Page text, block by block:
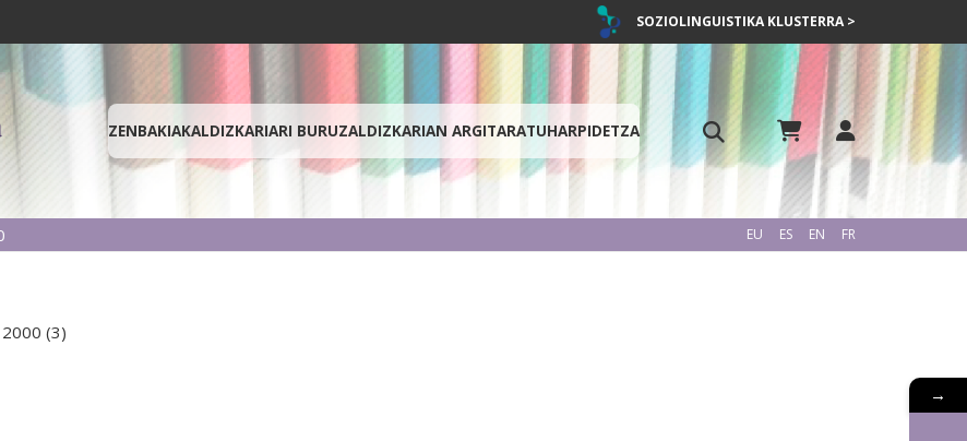
SOZIOLINGUISTIKA KLUSTERRA >
ZENBAKIAKALDIZKARIARI BURUZALDIZKARIAN ARGITARATUHARPIDETZA
EU ES EN FR
2000 (3)
→